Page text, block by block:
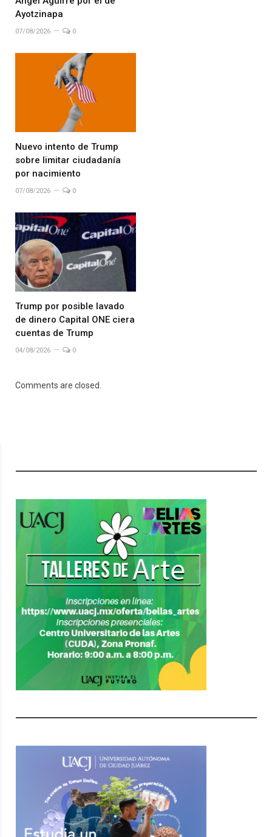
Ayotzinapa
07/08/2026 0
Nuevo intento de Trump
sobre limitar ciudadanía
por nacimiento
07/08/2026 0
Trump por posible lavado
de dinero Capital ONE ciera
cuentas de Trump
04/08/2026 0
Comments are closed.